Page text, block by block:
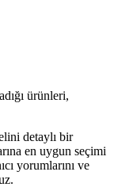
ürünleri,
detaylı bir
en uygun seçimi
yorumlarını ve